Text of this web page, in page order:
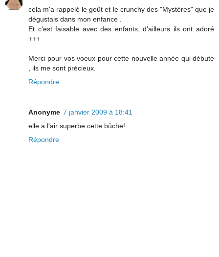
cela m'a rappelé le goût et le crunchy des "Mystères" que je
dégustais dans mon enfance .
Et c'est faisable avec des enfants, d'ailleurs ils ont adoré
+++
Merci pour vos voeux pour cette nouvelle année qui débute
, ils me sont précieux.
Répondre
Anonyme 7 janvier 2009 à 18:41
elle a l'air superbe cette bûche!
Répondre